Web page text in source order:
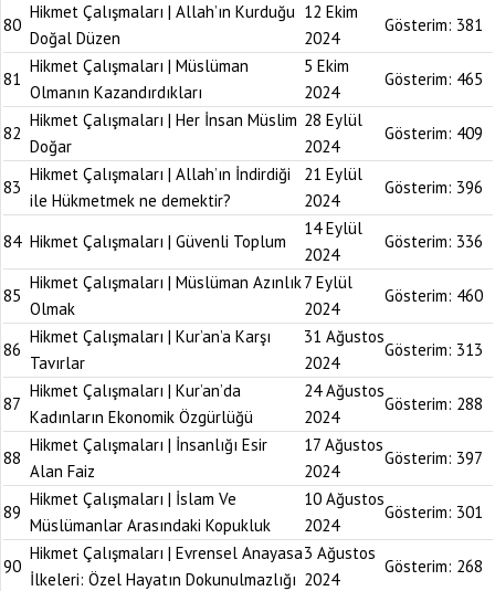
80
Hikmet Çalışmaları | Allah’ın Kurduğu
Doğal Düzen
12 Ekim
2024
Gösterim: 381
81
Hikmet Çalışmaları | Müslüman
Olmanın Kazandırdıkları
5 Ekim
2024
Gösterim: 465
82
Hikmet Çalışmaları | Her İnsan Müslim
Doğar
28 Eylül
2024
Gösterim: 409
83
Hikmet Çalışmaları | Allah’ın İndirdiği
ile Hükmetmek ne demektir?
21 Eylül
2024
Gösterim: 396
84 Hikmet Çalışmaları | Güvenli Toplum
14 Eylül
2024
Gösterim: 336
85
Hikmet Çalışmaları | Müslüman Azınlık
Olmak
7 Eylül
2024
Gösterim: 460
86
Hikmet Çalışmaları | Kur’an’a Karşı
Tavırlar
31 Ağustos
2024
Gösterim: 313
87
Hikmet Çalışmaları | Kur’an’da
Kadınların Ekonomik Özgürlüğü
24 Ağustos
2024
Gösterim: 288
88
Hikmet Çalışmaları | İnsanlığı Esir
Alan Faiz
17 Ağustos
2024
Gösterim: 397
89
Hikmet Çalışmaları | İslam Ve
Müslümanlar Arasındaki Kopukluk
10 Ağustos
2024
Gösterim: 301
90
Hikmet Çalışmaları | Evrensel Anayasa
İlkeleri: Özel Hayatın Dokunulmazlığı
3 Ağustos
2024
Gösterim: 268